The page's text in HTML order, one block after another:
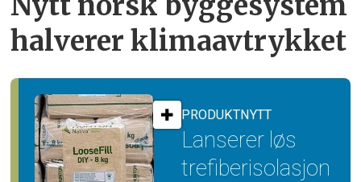
halverer klimaavtrykket
PRODUKTNYTT
Lanserer løs
trefiber­isolasjon